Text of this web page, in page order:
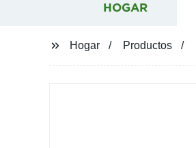
HOGAR
Hogar Productos